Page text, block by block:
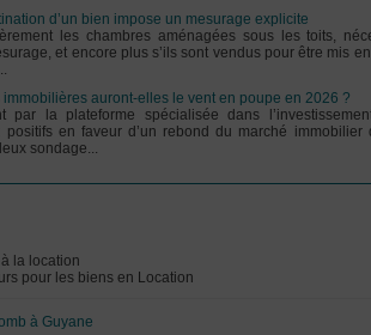
d’un bien impose un mesurage explicite
les chambres aménagées sous les toits,
et encore plus s’ils sont vendus pour être mis
auront-elles le vent en poupe en 2026 ?
par la plateforme spécialisée dans
positifs en faveur d’un rebond du marché immobilier
sondage...
la location
pour les biens en Location
à Guyane